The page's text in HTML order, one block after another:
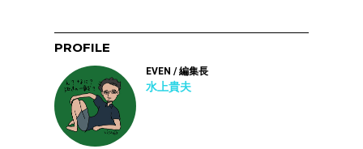
PROFILE
EVEN / 編集長
水上貴夫